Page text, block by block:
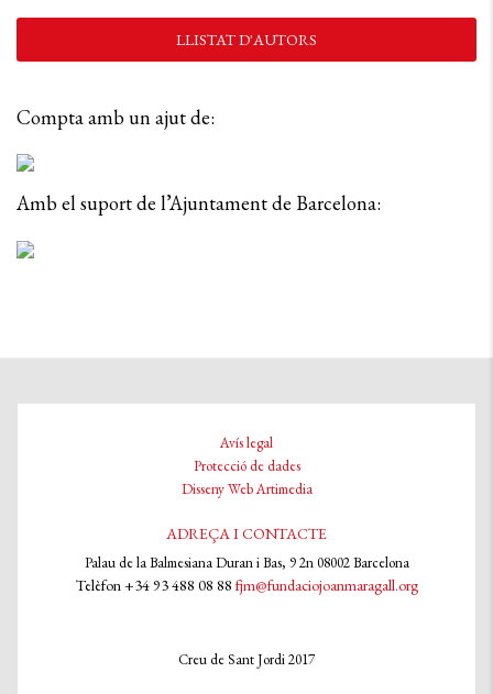
LLISTAT D'AUTORS
Compta amb un ajut de:
Amb el suport de l’Ajuntament de Barcelona:
Avís legal
Protecció de dades
Disseny Web Artimedia
ADREÇA I CONTACTE
Palau de la Balmesiana Duran i Bas, 9 2n 08002 Barcelona
Telèfon +34 93 488 08 88 fjm@fundaciojoanmaragall.org
Creu de Sant Jordi 2017